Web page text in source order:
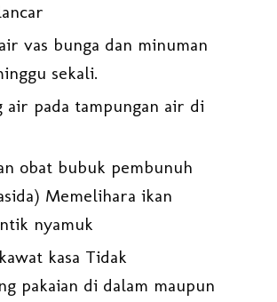
vas bunga dan minuman
sekali.
air pada tampungan air di
obat bubuk pembunuh
Memelihara ikan
nyamuk
kasa Tidak
pakaian di dalam maupun